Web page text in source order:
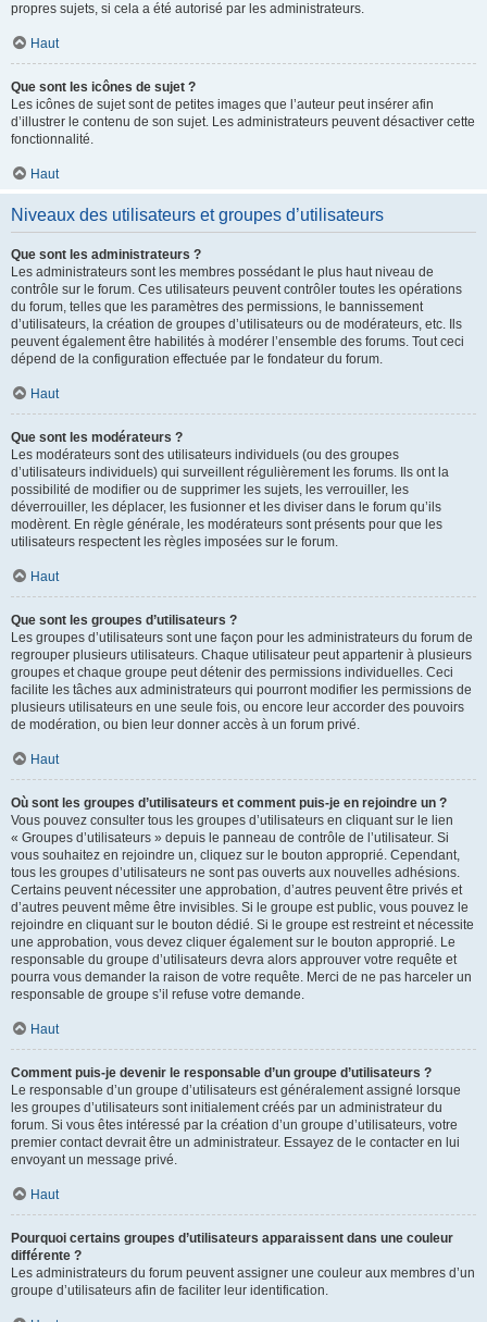
propres sujets, si cela a été autorisé par les administrateurs.
Haut
Que sont les icônes de sujet ?
Les icônes de sujet sont de petites images que l’auteur peut insérer afin
d’illustrer le contenu de son sujet. Les administrateurs peuvent désactiver cette
fonctionnalité.
Haut
Niveaux des utilisateurs et groupes d’utilisateurs
Que sont les administrateurs ?
Les administrateurs sont les membres possédant le plus haut niveau de
contrôle sur le forum. Ces utilisateurs peuvent contrôler toutes les opérations
du forum, telles que les paramètres des permissions, le bannissement
d’utilisateurs, la création de groupes d’utilisateurs ou de modérateurs, etc. Ils
peuvent également être habilités à modérer l’ensemble des forums. Tout ceci
dépend de la configuration effectuée par le fondateur du forum.
Haut
Que sont les modérateurs ?
Les modérateurs sont des utilisateurs individuels (ou des groupes
d’utilisateurs individuels) qui surveillent régulièrement les forums. Ils ont la
possibilité de modifier ou de supprimer les sujets, les verrouiller, les
déverrouiller, les déplacer, les fusionner et les diviser dans le forum qu’ils
modèrent. En règle générale, les modérateurs sont présents pour que les
utilisateurs respectent les règles imposées sur le forum.
Haut
Que sont les groupes d’utilisateurs ?
Les groupes d’utilisateurs sont une façon pour les administrateurs du forum de
regrouper plusieurs utilisateurs. Chaque utilisateur peut appartenir à plusieurs
groupes et chaque groupe peut détenir des permissions individuelles. Ceci
facilite les tâches aux administrateurs qui pourront modifier les permissions de
plusieurs utilisateurs en une seule fois, ou encore leur accorder des pouvoirs
de modération, ou bien leur donner accès à un forum privé.
Haut
Où sont les groupes d’utilisateurs et comment puis-je en rejoindre un ?
Vous pouvez consulter tous les groupes d’utilisateurs en cliquant sur le lien
« Groupes d’utilisateurs » depuis le panneau de contrôle de l’utilisateur. Si
vous souhaitez en rejoindre un, cliquez sur le bouton approprié. Cependant,
tous les groupes d’utilisateurs ne sont pas ouverts aux nouvelles adhésions.
Certains peuvent nécessiter une approbation, d’autres peuvent être privés et
d’autres peuvent même être invisibles. Si le groupe est public, vous pouvez le
rejoindre en cliquant sur le bouton dédié. Si le groupe est restreint et nécessite
une approbation, vous devez cliquer également sur le bouton approprié. Le
responsable du groupe d’utilisateurs devra alors approuver votre requête et
pourra vous demander la raison de votre requête. Merci de ne pas harceler un
responsable de groupe s’il refuse votre demande.
Haut
Comment puis-je devenir le responsable d’un groupe d’utilisateurs ?
Le responsable d’un groupe d’utilisateurs est généralement assigné lorsque
les groupes d’utilisateurs sont initialement créés par un administrateur du
forum. Si vous êtes intéressé par la création d’un groupe d’utilisateurs, votre
premier contact devrait être un administrateur. Essayez de le contacter en lui
envoyant un message privé.
Haut
Pourquoi certains groupes d’utilisateurs apparaissent dans une couleur
différente ?
Les administrateurs du forum peuvent assigner une couleur aux membres d’un
groupe d’utilisateurs afin de faciliter leur identification.